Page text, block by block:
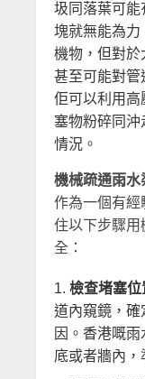
圾同落葉可能
塊就無能為力
機物，但對於
甚至可能對管
佢可以利用高
塞物粉碎同
情況。
機械疏通雨水
作為一個有經
住以下步驟用
全：
檢查堵塞位
道內窺鏡，確
因。香港嘅
底或者牆內，